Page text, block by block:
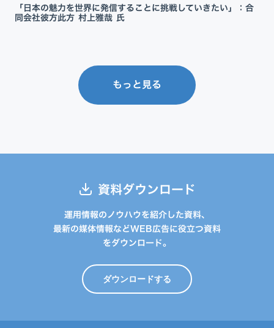
「日本の魅力を世界に発信することに挑戦していきたい」：合
同会社彼方此方 村上雅哉 氏
もっと見る
資料ダウンロード
運用情報のノウハウを紹介した資料、
最新の媒体情報などWEB広告に役立つ資料
をダウンロード。
ダウンロードする